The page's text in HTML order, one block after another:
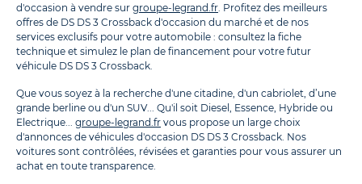
d'occasion à vendre sur groupe-legrand.fr . Profitez des meilleurs
offres de DS DS 3 Crossback d'occasion du marché et de nos
services exclusifs pour votre automobile : consultez la fiche
technique et simulez le plan de financement pour votre futur
véhicule DS DS 3 Crossback.
Que vous soyez à la recherche d'une citadine, d'un cabriolet, d’une
grande berline ou d'un SUV... Qu'il soit Diesel, Essence, Hybride ou
Electrique... groupe-legrand.fr vous propose un large choix
d'annonces de véhicules d'occasion DS DS 3 Crossback. Nos
voitures sont contrôlées, révisées et garanties pour vous assurer un
achat en toute transparence.